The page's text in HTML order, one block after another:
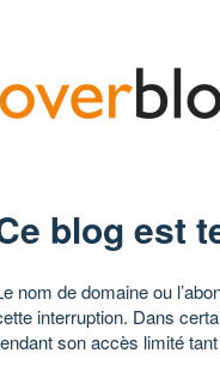
blog est
nom de domaine ou
interruption. Dans
son accès limité